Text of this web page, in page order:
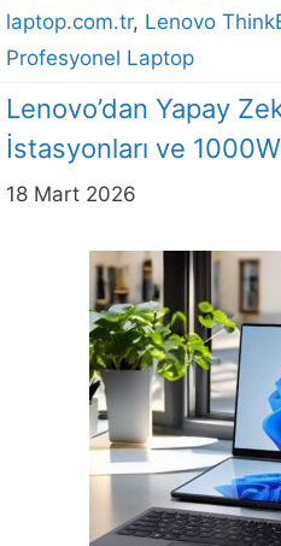
laptop.com.tr, Lenovo
Profesyonel Laptop
Lenovo’dan Yapay
İstasyonları ve
18 Mart 2026